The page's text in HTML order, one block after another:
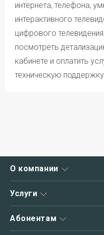
интернета, телефона,
интерактивного
цифрового
посмотреть
кабинете и оплатить
техническую
О компании
О нас
Новости
Акции
Услуги
Интернет
Интернет+ТВ
Абонентам